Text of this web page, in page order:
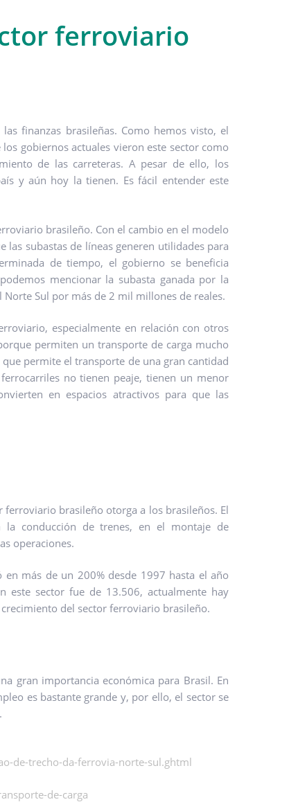
ferroviario
finanzas brasileñas. Como hemos visto, el
gobiernos actuales vieron este sector como
de las carreteras. A pesar de ello, los
y aún hoy la tienen. Es fácil entender este
brasileño. Con el cambio en el modelo
subastas de líneas generen utilidades para
de tiempo, el gobierno se beneficia
mencionar la subasta ganada por la
Sul por más de 2 mil millones de reales.
especialmente en relación con otros
permiten un transporte de carga mucho
permite el transporte de una gran cantidad
no tienen peaje, tienen un menor
en espacios atractivos para que las
brasileño otorga a los brasileños. El
la conducción de trenes, en el montaje de
operaciones.
más de un 200% desde 1997 hasta el año
este sector fue de 13.506, actualmente hay
del sector ferroviario brasileño.
gran importancia económica para Brasil. En
es bastante grande y, por ello, el sector se
de-trecho-da-ferrovia-norte-sul.ghtml
de-carga